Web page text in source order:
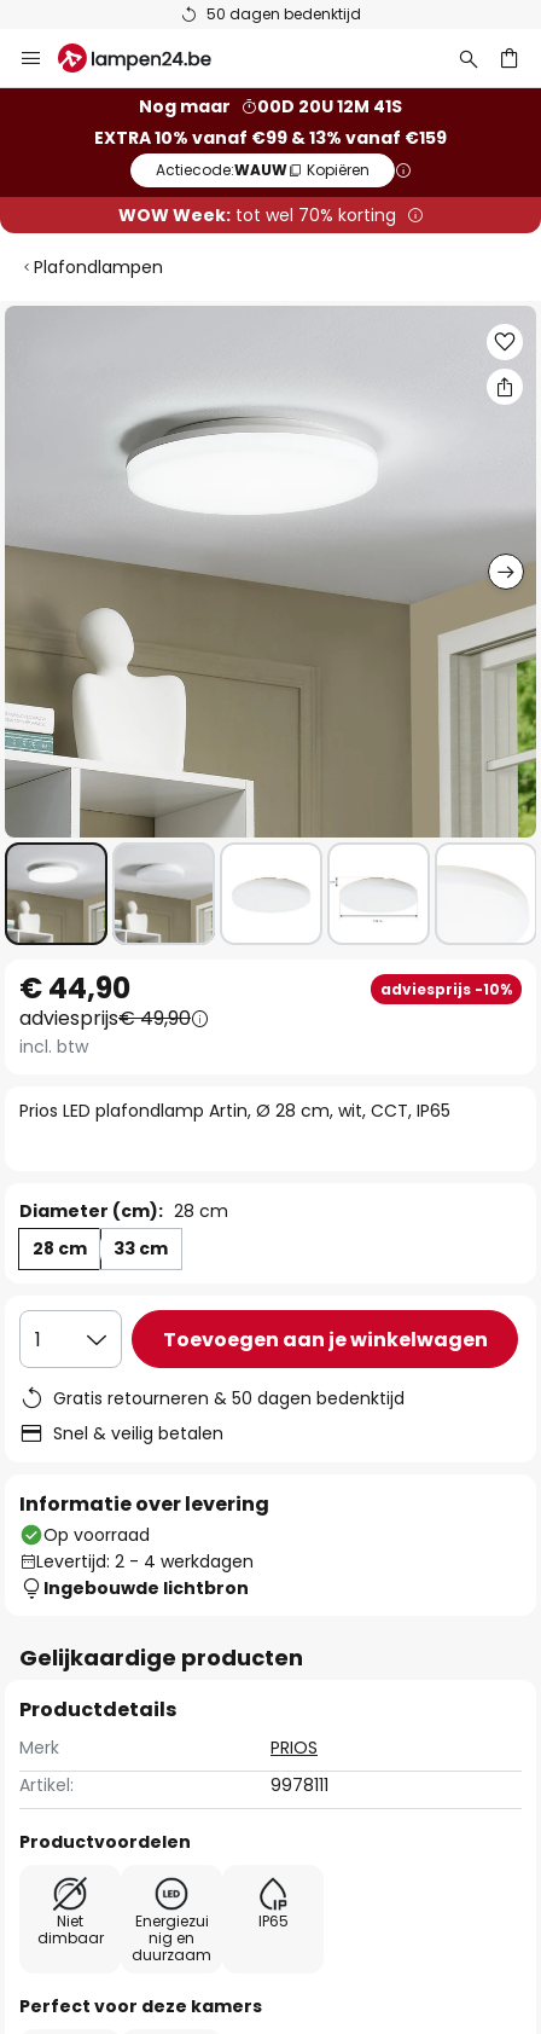
50 dagen bedenktijd
naar
Nog maar
00D 20U 12M 41S
EXTRA 10% vanaf €99 & 13% vanaf €159
Actiecode:WAUW Kopiëren
WOW Week:tot wel 70% korting
Plafondlampen
Ga
afbeeldingen-
naar
het
begin
de
Prios LED plafondlamp Artin, Ø 28 cm, wit, CCT, IP65
€ 44,90 adviesprijs -10%
adviesprijs€ 49,90
incl. btw
Diameter (cm): 28 cm
28 cm
33 cm
1 Toevoegen aan je winkelwagen
Gratis retourneren & 50 dagen bedenktijd
Snel & veilig betalen
Informatie over levering
Op voorraad
Levertijd: 2 - 4 werkdagen
Ingebouwde lichtbron
Gelijkaardige producten
Productdetails
Merk
PRIOS
Artikel:
9978111
Productvoordelen
Niet
dimbaar
Energiezui
nig en
duurzaam
IP65
Perfect voor deze kamers